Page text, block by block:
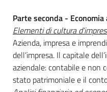
Parte seconda -
Elementi di cultura
Azienda, impresa e
dell’impresa. Il capitale
aziendale: contabile e non
stato patrimoniale e il